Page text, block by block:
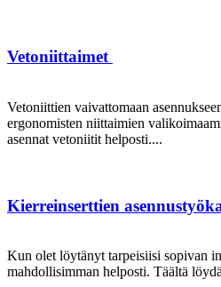
Vetoniittaimet
Vetoniittien vaivattomaan
ergonomisten niittaimien
asennat vetoniitit helposti....
Kierreinserttien
Kun olet löytänyt tarpeisiisi sopivan
mahdollisimman helposti. Täältä